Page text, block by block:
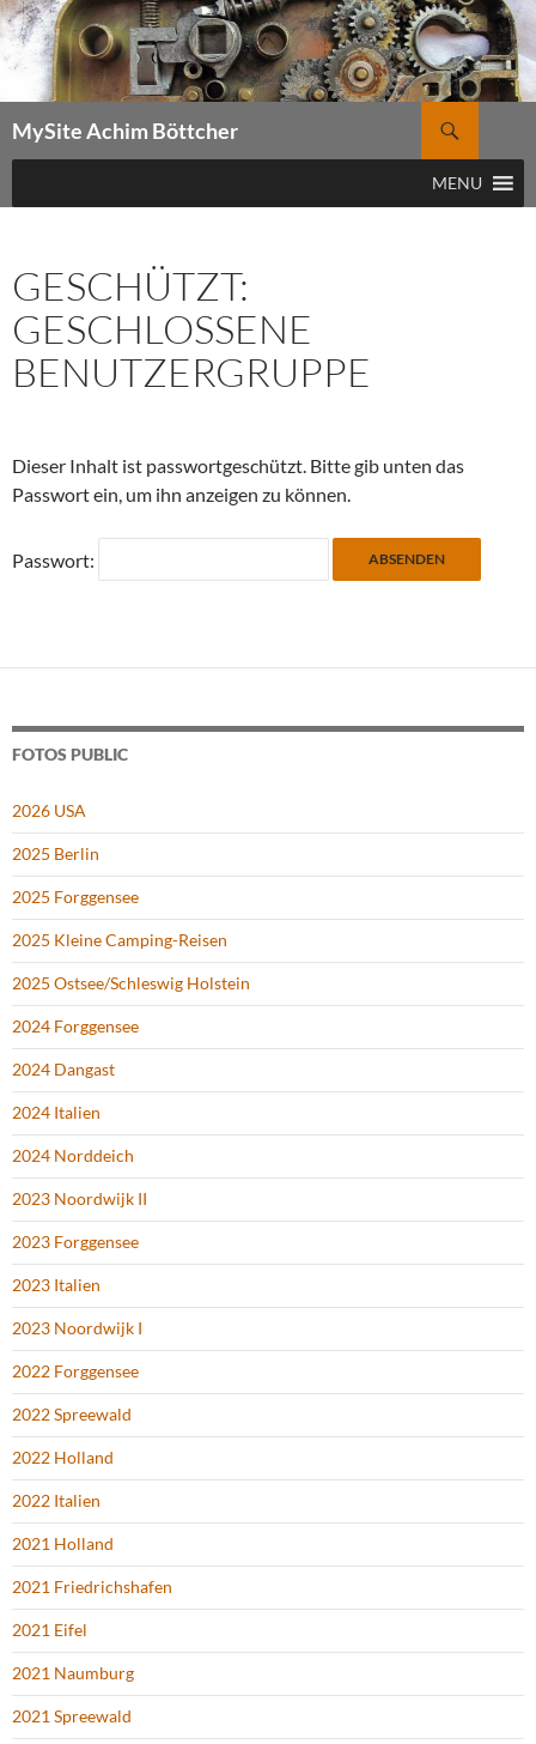
Zum
Inhalt
springen
MySite Achim Böttcher
MENU
GESCHÜTZT:
GESCHLOSSENE
BENUTZERGRUPPE
Dieser Inhalt ist passwortgeschützt. Bitte gib unten das
Passwort ein, um ihn anzeigen zu können.
Passwort:
FOTOS PUBLIC
2026 USA
2025 Berlin
2025 Forggensee
2025 Kleine Camping-Reisen
2025 Ostsee/Schleswig Holstein
2024 Forggensee
2024 Dangast
2024 Italien
2024 Norddeich
2023 Noordwijk II
2023 Forggensee
2023 Italien
2023 Noordwijk I
2022 Forggensee
2022 Spreewald
2022 Holland
2022 Italien
2021 Holland
2021 Friedrichshafen
2021 Eifel
2021 Naumburg
2021 Spreewald